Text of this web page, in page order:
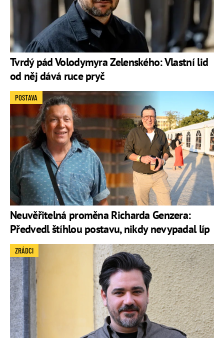
Tvrdý pád Volodymyra Zelenského: Vlastní lid
od něj dává ruce pryč
Neuvěřitelná proměna Richarda Genzera:
Předvedl štíhlou postavu, nikdy nevypadal líp
POSTAVA
ZRÁDCI